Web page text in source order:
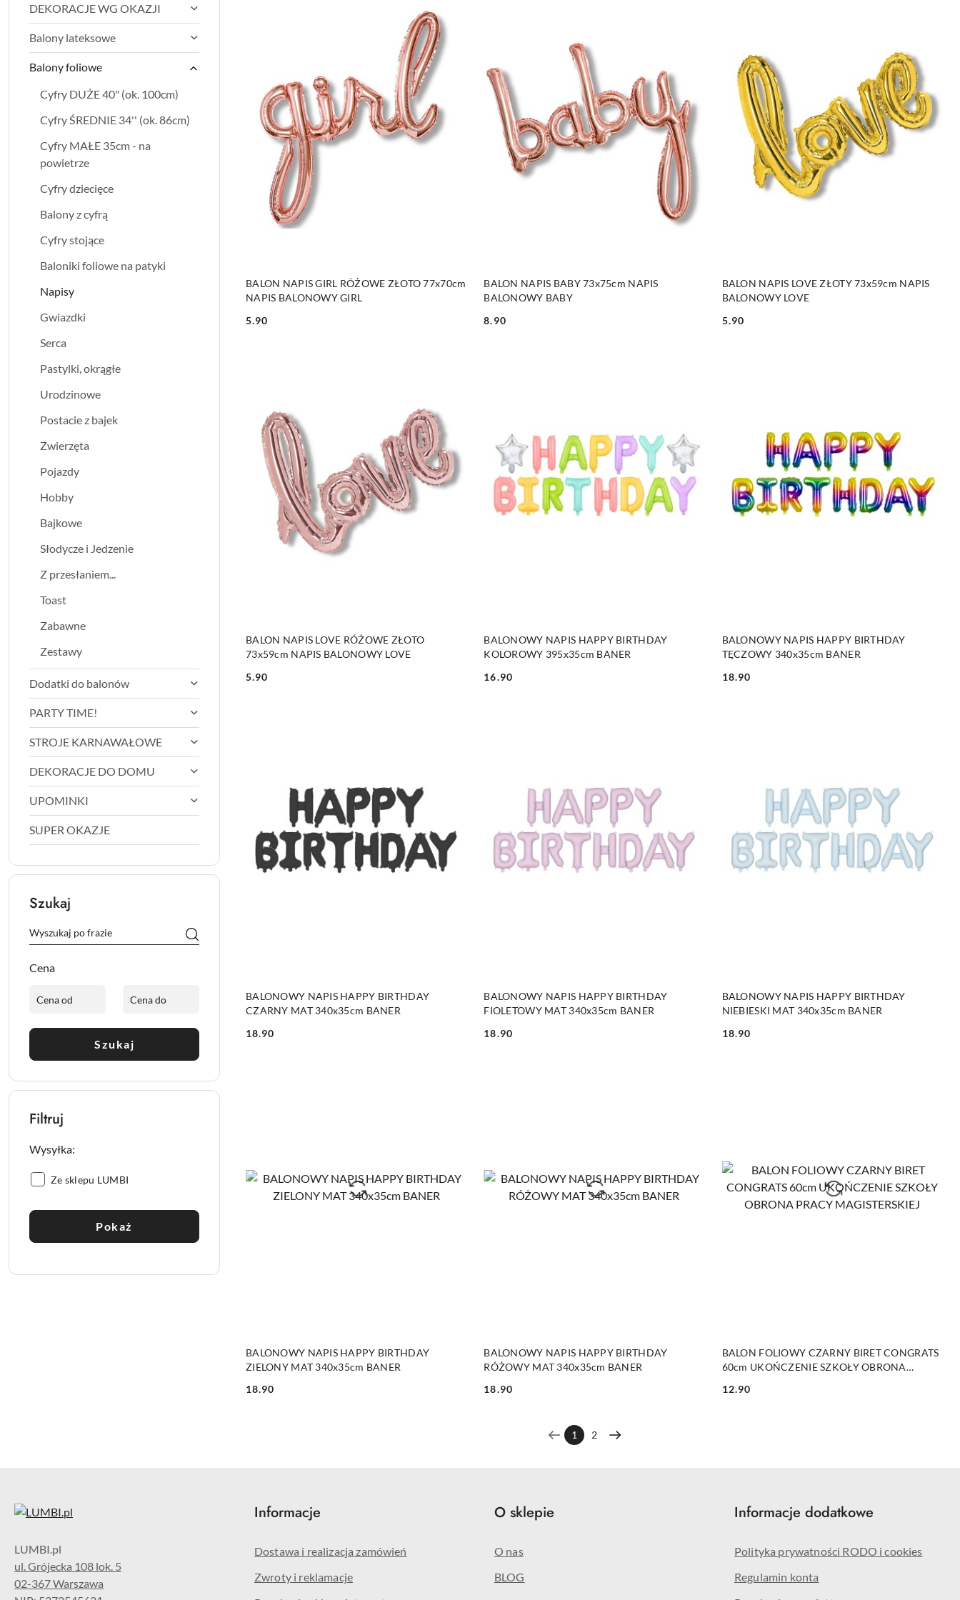
DEKORACJE WG OKAZJI
Balony lateksowe
Balony foliowe
Cyfry DUŻE 40" (ok. 100cm)
Cyfry ŚREDNIE 34'' (ok. 86cm)
Cyfry MAŁE 35cm - na
powietrze
Cyfry dziecięce
Balony z cyfrą
Cyfry stojące
Baloniki foliowe na patyki
Napisy
Gwiazdki
Serca
Pastylki, okrągłe
Urodzinowe
Postacie z bajek
Zwierzęta
Pojazdy
Hobby
Bajkowe
Słodycze i Jedzenie
Z przesłaniem...
Toast
Zabawne
Zestawy
Dodatki do balonów
PARTY TIME!
STROJE KARNAWAŁOWE
DEKORACJE DO DOMU
UPOMINKI
SUPER OKAZJE
Szukaj
Cena
Szukaj
Filtruj
Wysyłka:
Wysyłka::
Ze sklepu LUMBI
Pokaż
BALON NAPIS GIRL RÓŻOWE ZŁOTO 77x70cm
NAPIS BALONOWY GIRL
Cena:
5.90
DO KOSZYKA
BALON NAPIS BABY 73x75cm NAPIS
BALONOWY BABY
Cena:
8.90
BALON NAPIS LOVE ZŁOTY 73x59cm NAPIS
BALONOWY LOVE
Cena:
5.90
BALON NAPIS LOVE RÓŻOWE ZŁOTO
73x59cm NAPIS BALONOWY LOVE
Cena:
5.90
DO KOSZYKA
BALONOWY NAPIS HAPPY BIRTHDAY
KOLOROWY 395x35cm BANER
Cena:
16.90
BALONOWY NAPIS HAPPY BIRTHDAY
TĘCZOWY 340x35cm BANER
Cena:
18.90
BALONOWY NAPIS HAPPY BIRTHDAY
CZARNY MAT 340x35cm BANER
Cena:
18.90
BALONOWY NAPIS HAPPY BIRTHDAY
FIOLETOWY MAT 340x35cm BANER
Cena:
18.90
BALONOWY NAPIS HAPPY BIRTHDAY
NIEBIESKI MAT 340x35cm BANER
Cena:
18.90
BALONOWY NAPIS HAPPY BIRTHDAY
ZIELONY MAT 340x35cm BANER
Cena:
18.90
BALONOWY NAPIS HAPPY BIRTHDAY
RÓŻOWY MAT 340x35cm BANER
Cena:
18.90
BALON FOLIOWY CZARNY BIRET CONGRATS
60cm UKOŃCZENIE SZKOŁY OBRONA
Cena:
12.90
1 2
ul. Grójecka 108 lok. 5
02-367 Warszawa
Informacje
Dostawa i realizacja zamówień
Zwroty i reklamacje
O sklepie
O nas
BLOG
Informacje dodatkowe
Polityka prywatności RODO i cookies
Regulamin konta